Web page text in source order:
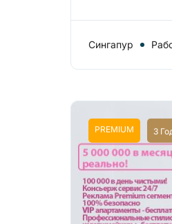
Сингапур
PREMIUM 3